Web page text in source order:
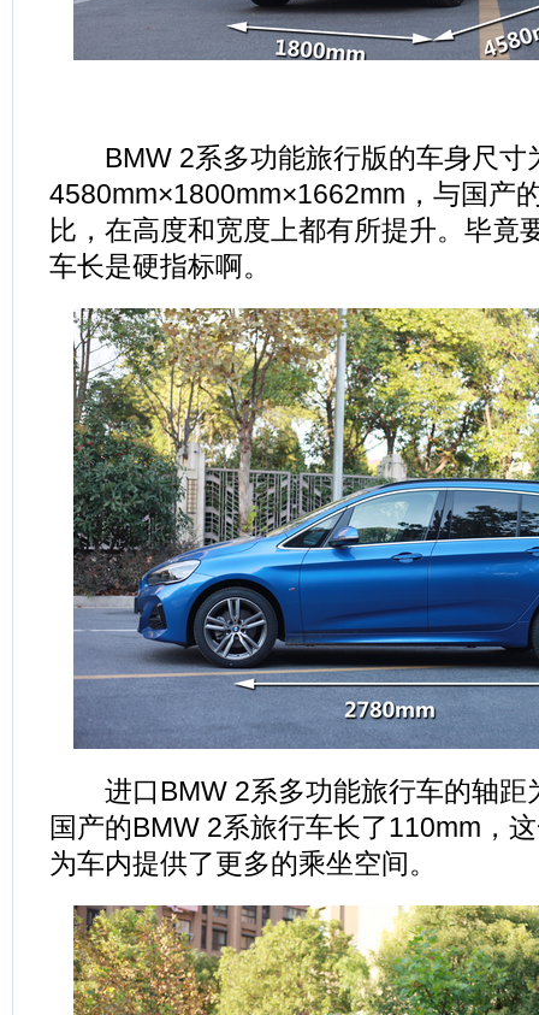
BMW 2系多功能旅行版的车身尺寸
4580mm×1800mm×1662mm，与国产
比，在高度和宽度上都有所提升。毕竟
车长是硬指标啊。
进口BMW 2系多功能旅行车的轴距
国产的BMW 2系旅行车长了110mm，
为车内提供了更多的乘坐空间。